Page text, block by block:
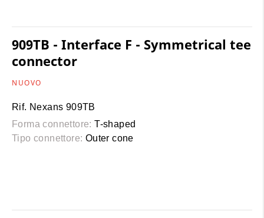
909TB - Interface F - Symmetrical tee
connector
NUOVO
Rif. Nexans 909TB
Forma connettore: T-shaped
Tipo connettore: Outer cone